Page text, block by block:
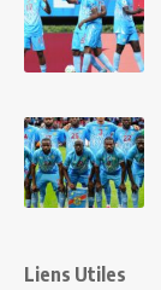
Liens Utiles